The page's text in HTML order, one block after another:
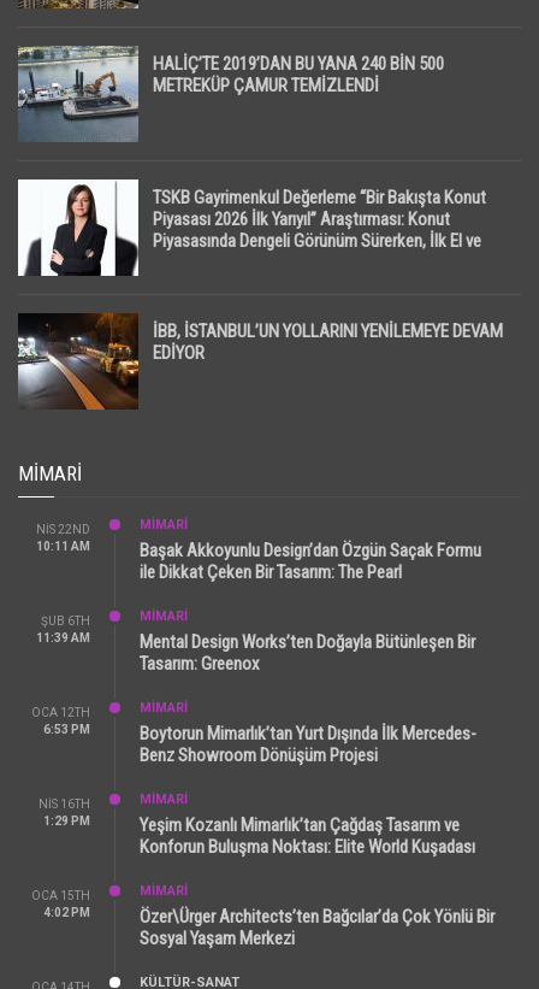
HALİÇ’TE 2019’DAN BU YANA 240 BİN 500
METREKÜP ÇAMUR TEMİZLENDİ
TSKB Gayrimenkul Değerleme “Bir Bakışta Konut
Piyasası 2026 İlk Yarıyıl” Araştırması: Konut
Piyasasında Dengeli Görünüm Sürerken, İlk El ve
İBB, İSTANBUL’UN YOLLARINI YENİLEMEYE DEVAM
EDİYOR
MIMARI
NIS 22ND
10:11 AM
MİMARİ
Başak Akkoyunlu Design’dan Özgün Saçak Formu
ile Dikkat Çeken Bir Tasarım: The Pearl
ŞUB 6TH
11:39 AM
MİMARİ
Mental Design Works’ten Doğayla Bütünleşen Bir
Tasarım: Greenox
OCA 12TH
6:53 PM
MİMARİ
Boytorun Mimarlık’tan Yurt Dışında İlk Mercedes-
Benz Showroom Dönüşüm Projesi
NIS 16TH
1:29 PM
MİMARİ
Yeşim Kozanlı Mimarlık’tan Çağdaş Tasarım ve
Konforun Buluşma Noktası: Elite World Kuşadası
OCA 15TH
4:02 PM
MİMARİ
Özer\Ürger Architects’ten Bağcılar’da Çok Yönlü Bir
Sosyal Yaşam Merkezi
KÜLTÜR-SANAT